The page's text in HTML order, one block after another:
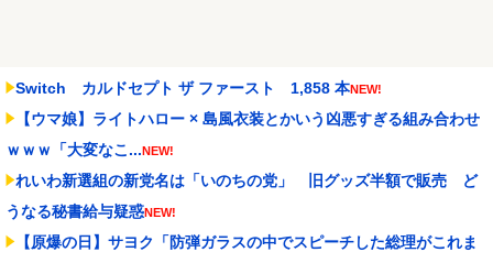
Switch カルドセプト ザ ファースト 1,858 本NEW!
【ウマ娘】ライトハロー × 島風衣装とかいう凶悪すぎる組み合わせ
ｗｗｗ「大変なこ...NEW!
れいわ新選組の新党名は「いのちの党」 旧グッズ半額で販売 ど
うなる秘書給与疑惑NEW!
【原爆の日】サヨク「防弾ガラスの中でスピーチした総理がこれま